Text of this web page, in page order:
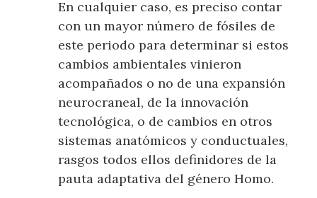
En cualquier caso, es preciso contar
con un mayor número de fósiles de
este periodo para determinar si estos
cambios ambientales vinieron
acompañados o no de una expansión
neurocraneal, de la innovación
tecnológica, o de cambios en otros
sistemas anatómicos y conductuales,
rasgos todos ellos definidores de la
pauta adaptativa del género Homo.